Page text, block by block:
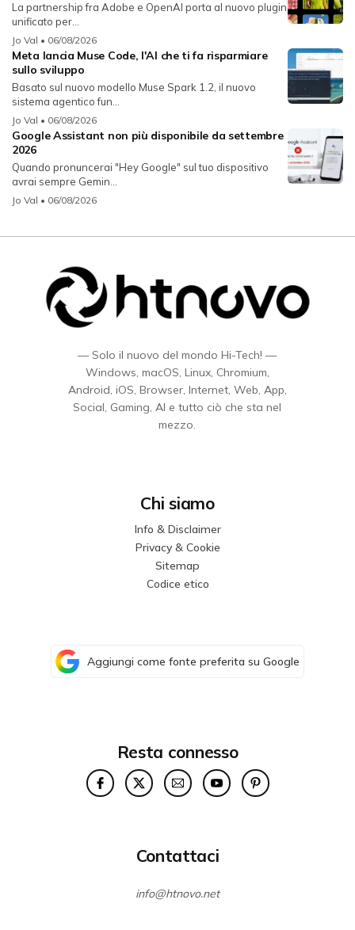
La partnership fra Adobe e OpenAI porta al nuovo plugin
unificato per...
Jo Val • 06/08/2026
Meta lancia Muse Code, l'AI che ti fa risparmiare
sullo sviluppo
Basato sul nuovo modello Muse Spark 1.2, il nuovo
sistema agentico fun...
Jo Val • 06/08/2026
Google Assistant non più disponibile da settembre
2026
Quando pronuncerai "Hey Google" sul tuo dispositivo
avrai sempre Gemin...
Jo Val • 06/08/2026
— Solo il nuovo del mondo Hi-Tech! —
Windows, macOS, Linux, Chromium,
Android, iOS, Browser, Internet, Web, App,
Social, Gaming, AI e tutto ciò che sta nel
mezzo.
Chi siamo
Info & Disclaimer
Privacy & Cookie
Sitemap
Codice etico
Aggiungi come fonte preferita su Google
Resta connesso
Contattaci
info@htnovo.net